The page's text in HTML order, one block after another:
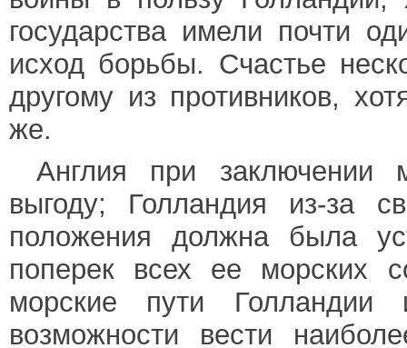
государства имели почти
исход борьбы. Счастье
другому из противников,
же.
Англия при заключении
выгоду; Голландия из-за
положения должна была
поперек всех ее морских
морские пути
возможности вести